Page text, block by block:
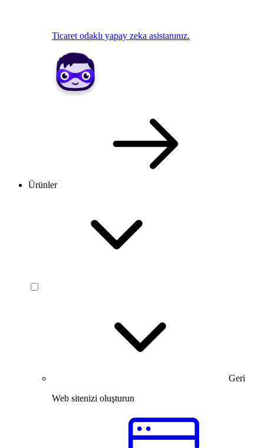
Ticaret odaklı yapay zeka asistanınız.
Ürünler
Geri
Web sitenizi oluşturun